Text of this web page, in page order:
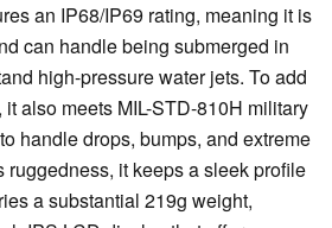
an IP68/IP69 rating, meaning it is
can handle being submerged in
high-pressure water jets. To add
also meets MIL-STD-810H military
handle drops, bumps, and extreme
it keeps a sleek profile
a substantial 219g weight,